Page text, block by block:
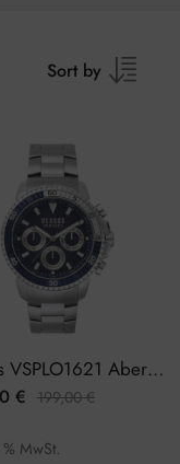
Sort by
Versus VSPLO1621 Aberdeen Herrenuhr
€ 199,00€
MwSt.